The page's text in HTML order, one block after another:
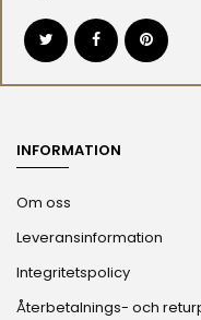
INFORMATION
Om oss
Leveransinformation
Integritetspolicy
Återbetalnings- och